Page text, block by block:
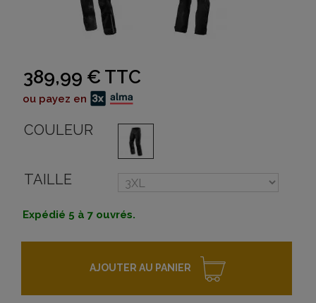
389,99 € TTC
ou payez en
COULEUR
TAILLE
Expédié 5 à 7 ouvrés.
AJOUTER AU PANIER